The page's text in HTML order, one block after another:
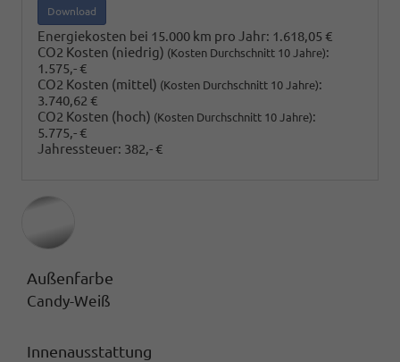
Download
Energiekosten bei 15.000 km pro Jahr: 1.618,05 €
CO2 Kosten (niedrig) (Kosten Durchschnitt 10 Jahre):
1.575,- €
CO2 Kosten (mittel) (Kosten Durchschnitt 10 Jahre):
3.740,62 €
CO2 Kosten (hoch) (Kosten Durchschnitt 10 Jahre):
5.775,- €
Jahressteuer: 382,- €
Außenfarbe
Candy-Weiß
Innenausstattung